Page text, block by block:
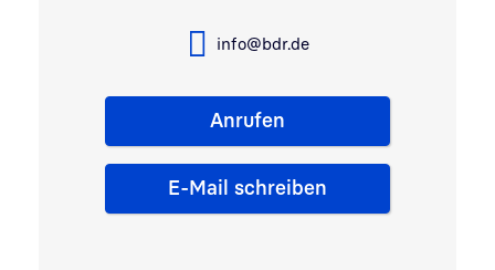
info@bdr.de
Anrufen
E-Mail schreiben